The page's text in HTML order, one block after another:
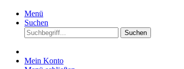
Menü
Suchen
Suchen
Mein Konto